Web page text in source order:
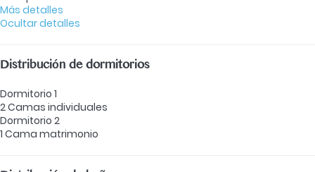
Más detalles
Ocultar detalles
Distribución de dormitorios
Dormitorio 1
2 Camas individuales
Dormitorio 2
1 Cama matrimonio